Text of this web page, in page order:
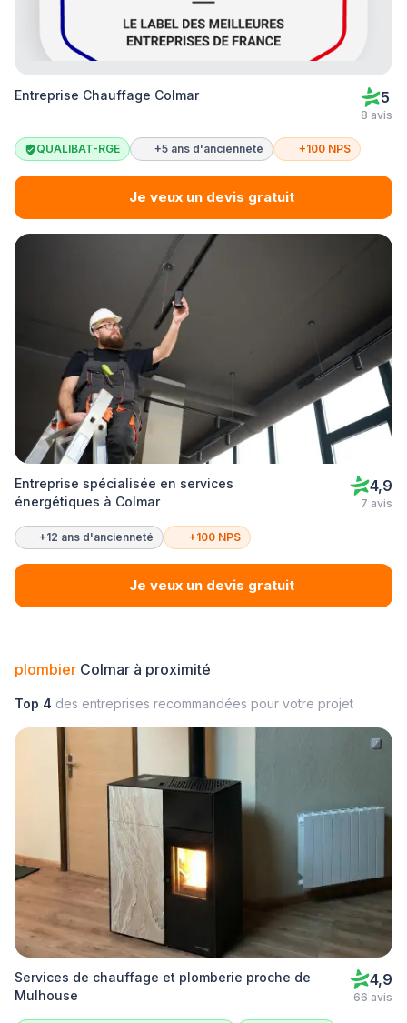
Entreprise Chauffage Colmar 5
8 avis
QUALIBAT-RGE +5 ans d'ancienneté +100 NPS
Je veux un devis gratuit
Entreprise spécialisée en services
énergétiques à Colmar
4,9
7 avis
+12 ans d'ancienneté +100 NPS
Je veux un devis gratuit
plombier Colmar à proximité
Top 4 des entreprises recommandées pour votre projet
Services de chauffage et plomberie proche de
Mulhouse
4,9
66 avis